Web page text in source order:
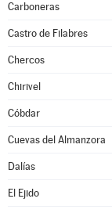
Carboneras
Castro de Filabres
Chercos
Chirivel
Cóbdar
Cuevas del Almanzora
Dalías
El Ejido